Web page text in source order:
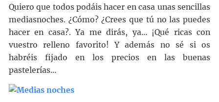
Quiero que todos podáis hacer en casa unas sencillas
mediasnoches. ¿Cómo? ¿Crees que tú no las puedes
hacer en casa?. Ya me dirás, ya… ¡Qué ricas con
vuestro relleno favorito! Y además no sé si os
habréis fijado en los precios en las buenas
pastelerías…